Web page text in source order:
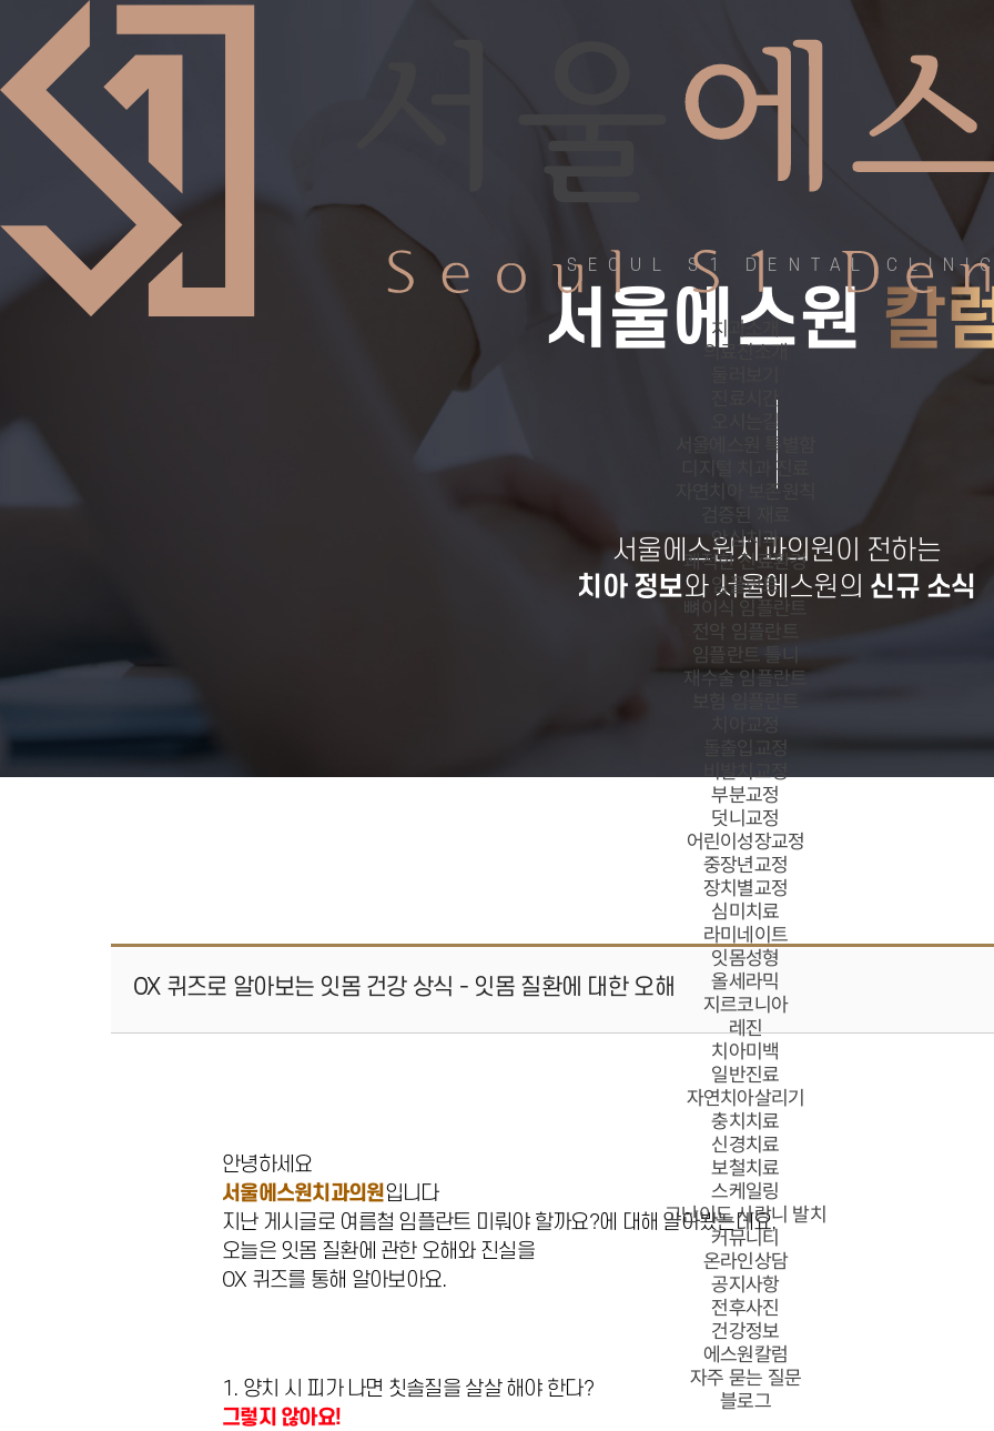
치과소개
의료진소개
진료시간
오시는길
서울에스원 특별함
디지털 치과 진료
자연치아 보존원칙
안심치과
쾌적한 진료환경
임플란트
뼈이식 임플란트
전악 임플란트
임플란트 틀니
재수술 임플란트
돌출입교정
부분교정
덧니교정
어린이성장교정
중장년교정
장치별교정
심미치료
라미네이트
잇몸성형
올세라믹
지르코니아
레진
치아미백
일반진료
자연치아살리기
충치치료
신경치료
보철치료
스케일링
고난이도 사랑니 발치
커뮤니티
온라인상담
공지사항
전후사진
건강정보
에스원칼럼
자주 묻는 질문
블로그
SEOUL S1 DENTAL CLINIC
서울에스원 칼
서울에스원치과의원이 전하는
치아 정보와 서울에스원의 신규 소식
OX 퀴즈로 알아보는 잇몸 건강 상식 - 잇몸 질환에 대한 오해
안녕하세요
서울에스원치과의원입니다
지난 게시글로 여름철 임플란트 미뤄야 할까요?에 대해 알아봤는데요,
오늘은 잇몸 질환에 관한 오해와 진실을
OX 퀴즈를 통해 알아보아요.
1. 양치 시 피가 나면 칫솔질을 살살 해야 한다?
그렇지 않아요!